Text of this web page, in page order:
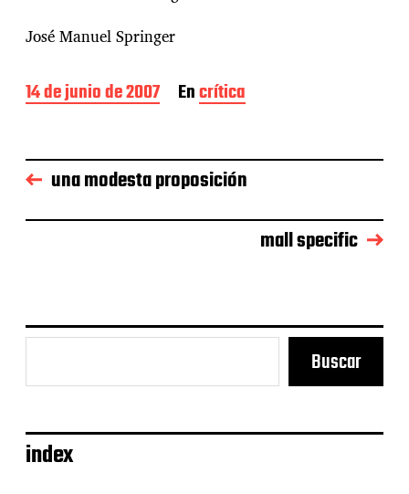
José Manuel Springer
F
e
a
d
l
a
14 de junio de 2007 Encrítica
una modesta proposición
mall specific
Buscar
index